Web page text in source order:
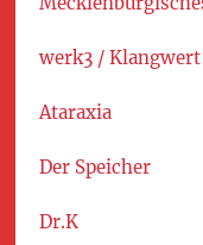
werk3 / Klangwert
Ataraxia
Der Speicher
Dr.K